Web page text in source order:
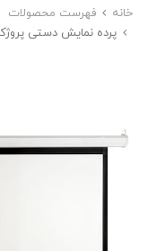
خانه
فهرست محصولات
پرده نمایش دستی پروژکتور 1.5 در 1.5 سقفی و